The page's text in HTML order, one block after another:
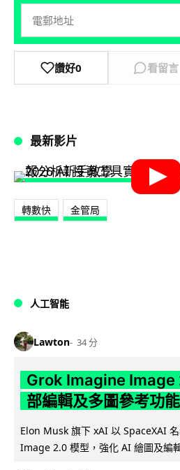
讚好0 看留言
最新影片
轉數快 金管局
人工智能
Lawton 34 分
Grok Imagine Image
部編輯及多圖參考功能
Elon Musk 旗下 xAI 以 SpaceXAI
Image 2.0 模型，強化 AI 繪圖及編